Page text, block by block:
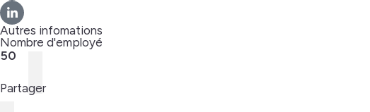
Autres infomations
Nombre d'employé
50
Partager